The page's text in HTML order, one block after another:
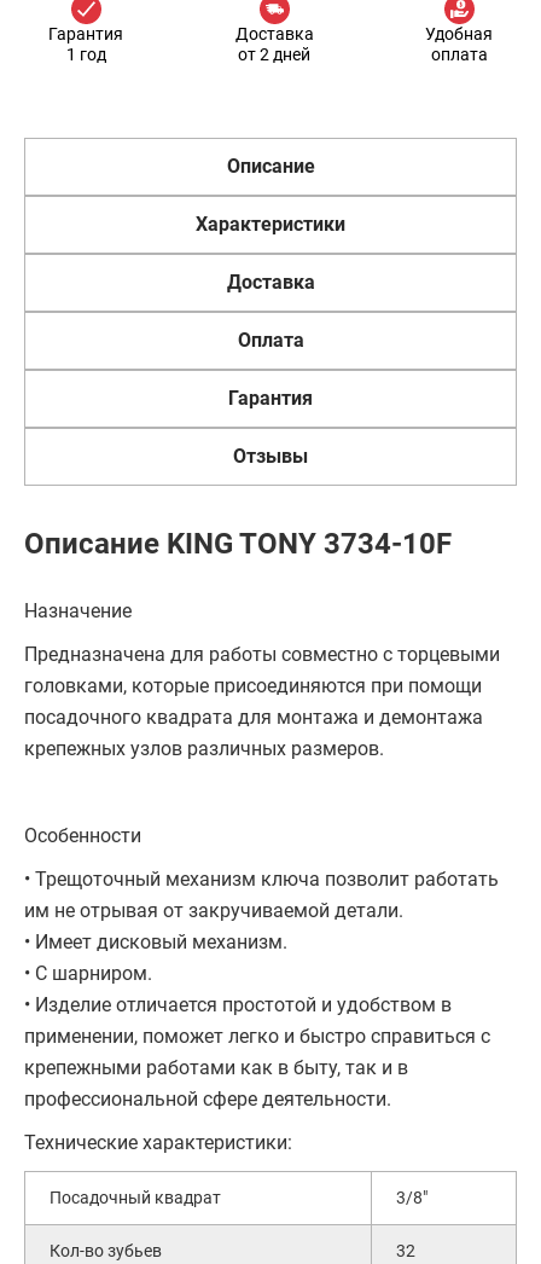
Гарантия
1 год
Доставка
от 2 дней
Удобная
оплата
Описание
Характеристики
Доставка
Оплата
Гарантия
Отзывы
Описание KING TONY 3734-10F
Назначение
Предназначена для работы совместно с торцевыми
головками, которые присоединяются при помощи
посадочного квадрата для монтажа и демонтажа
крепежных узлов различных размеров.
Особенности
• Трещоточный механизм ключа позволит работать
им не отрывая от закручиваемой детали.
• Имеет дисковый механизм.
• С шарниром.
• Изделие отличается простотой и удобством в
применении, поможет легко и быстро справиться с
крепежными работами как в быту, так и в
профессиональной сфере деятельности.
Технические характеристики:
Посадочный квадрат 3/8"
Кол-во зубьев 32